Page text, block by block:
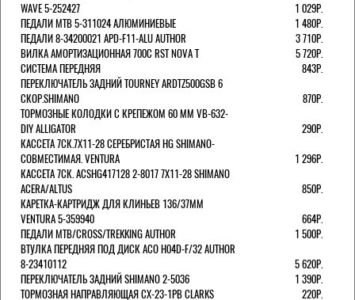
WAVE 5-252427
1 029Р.
ПЕДАЛИ MTB 5-311024 АЛЮМИНИЕВЫЕ
1 480Р.
ПЕДАЛИ 8-34200021 APD-F11-ALU AUTHOR
3 710Р.
ВИЛКА АМОРТИЗАЦИОННАЯ 700С RST NOVA T
5 720Р.
СИСТЕМА ПЕРЕДНЯЯ
843Р.
ПЕРЕКЛЮЧАТЕЛЬ ЗАДНИЙ TOURNEY ARDTZ500GSB 6
СКОР.SHIMANO
870Р.
ТОРМОЗНЫЕ КОЛОДКИ С КРЕПЕЖОМ 60 ММ VB-632-
DIY ALLIGATOR
290Р.
КАССЕТА 7СК.7Х11-28 СЕРЕБРИСТАЯ HG SHIMANO-
СОВМЕСТИМАЯ. VENTURA
1 296Р.
КАССЕТА 7СК. ACSHG417128 2-8017 7Х11-28 SHIMANO
ACERA/ALTUS
850Р.
КАРЕТКА-КАРТРИДЖ ДЛЯ КЛИНЬЕВ 136/37ММ
VENTURA 5-359940
664Р.
ПЕДАЛИ MTB/CROSS/TREKKING AUTHOR
1 500Р.
ВТУЛКА ПЕРЕДНЯЯ ПОД ДИСК ACO H04D-F/32 AUTHOR
8-23410112
5 620Р.
ПЕРЕКЛЮЧАТЕЛЬ ЗАДНИЙ SHIMANO 2-5036
1 390Р.
ТОРМОЗНАЯ НАПРАВЛЯЮЩАЯ CX-23-1PB CLARKS
220Р.